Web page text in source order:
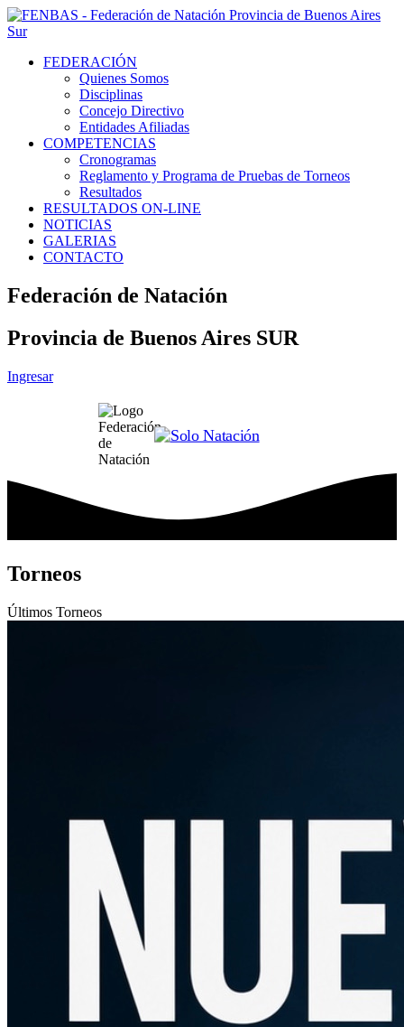
FEDERACIÓN
Quienes Somos
Disciplinas
Concejo Directivo
Entidades Afiliadas
COMPETENCIAS
Cronogramas
Reglamento y Programa de Pruebas de Torneos
Resultados
RESULTADOS ON-LINE
NOTICIAS
GALERIAS
CONTACTO
Federación de Natación
Provincia de Buenos Aires SUR
Ingresar
Torneos
Últimos Torneos